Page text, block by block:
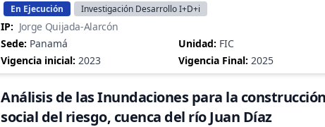
En Ejecución Investigación Desarrollo I+D+i
IP: Jorge Quijada-Alarcón
Sede: Panamá Unidad: FIC
Vigencia inicial: 2023 Vigencia Final: 2025
Análisis de las Inundaciones para la
social del riesgo, cuenca del río Juan Díaz